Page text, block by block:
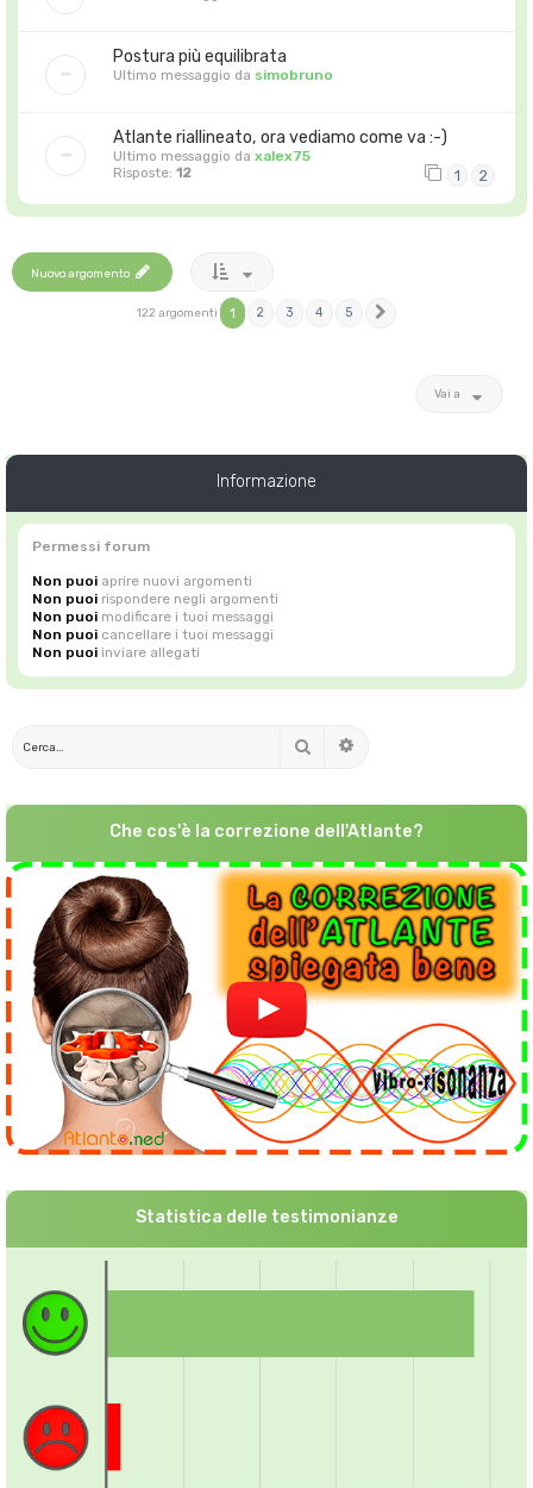
Postura più equilibrata
Ultimo messaggio da simobruno
Atlante riallineato, ora vediamo come va :-)
Ultimo messaggio da xalex75
Risposte: 12 1 2
Nuovo argomento
122 argomenti 1 2 3 4 5
Vai a
Informazione
Permessi forum
Non puoi aprire nuovi argomenti
Non puoi rispondere negli argomenti
Non puoi modificare i tuoi messaggi
Non puoi cancellare i tuoi messaggi
Non puoi inviare allegati
Cerca
Che cos'è la correzione dell'Atlante?
Statistica delle testimonianze